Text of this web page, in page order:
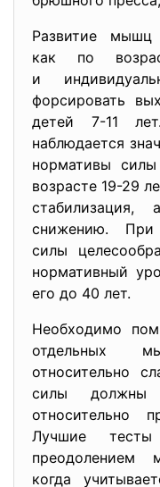
Развитие мышц
как по
и
форсировать
детей 7-11
наблюдается
нормативы
возрасте 19-29
снижению. При
силы
нормативный
его до 40 лет.
Необходимо
отдельных
относительно
силы должны
относительно
Лучшие
преодолением
когда